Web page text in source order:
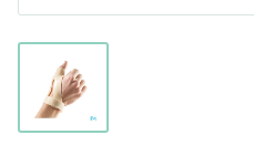
View larger image